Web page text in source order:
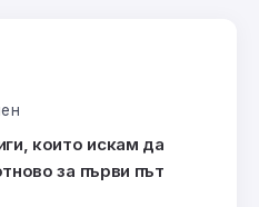
които искам да
за първи път